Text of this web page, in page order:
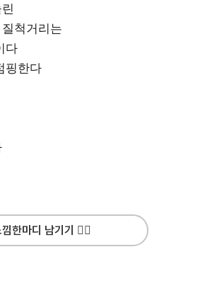
척거리는
다
핑한다
한마디 남기기 ✍🏻